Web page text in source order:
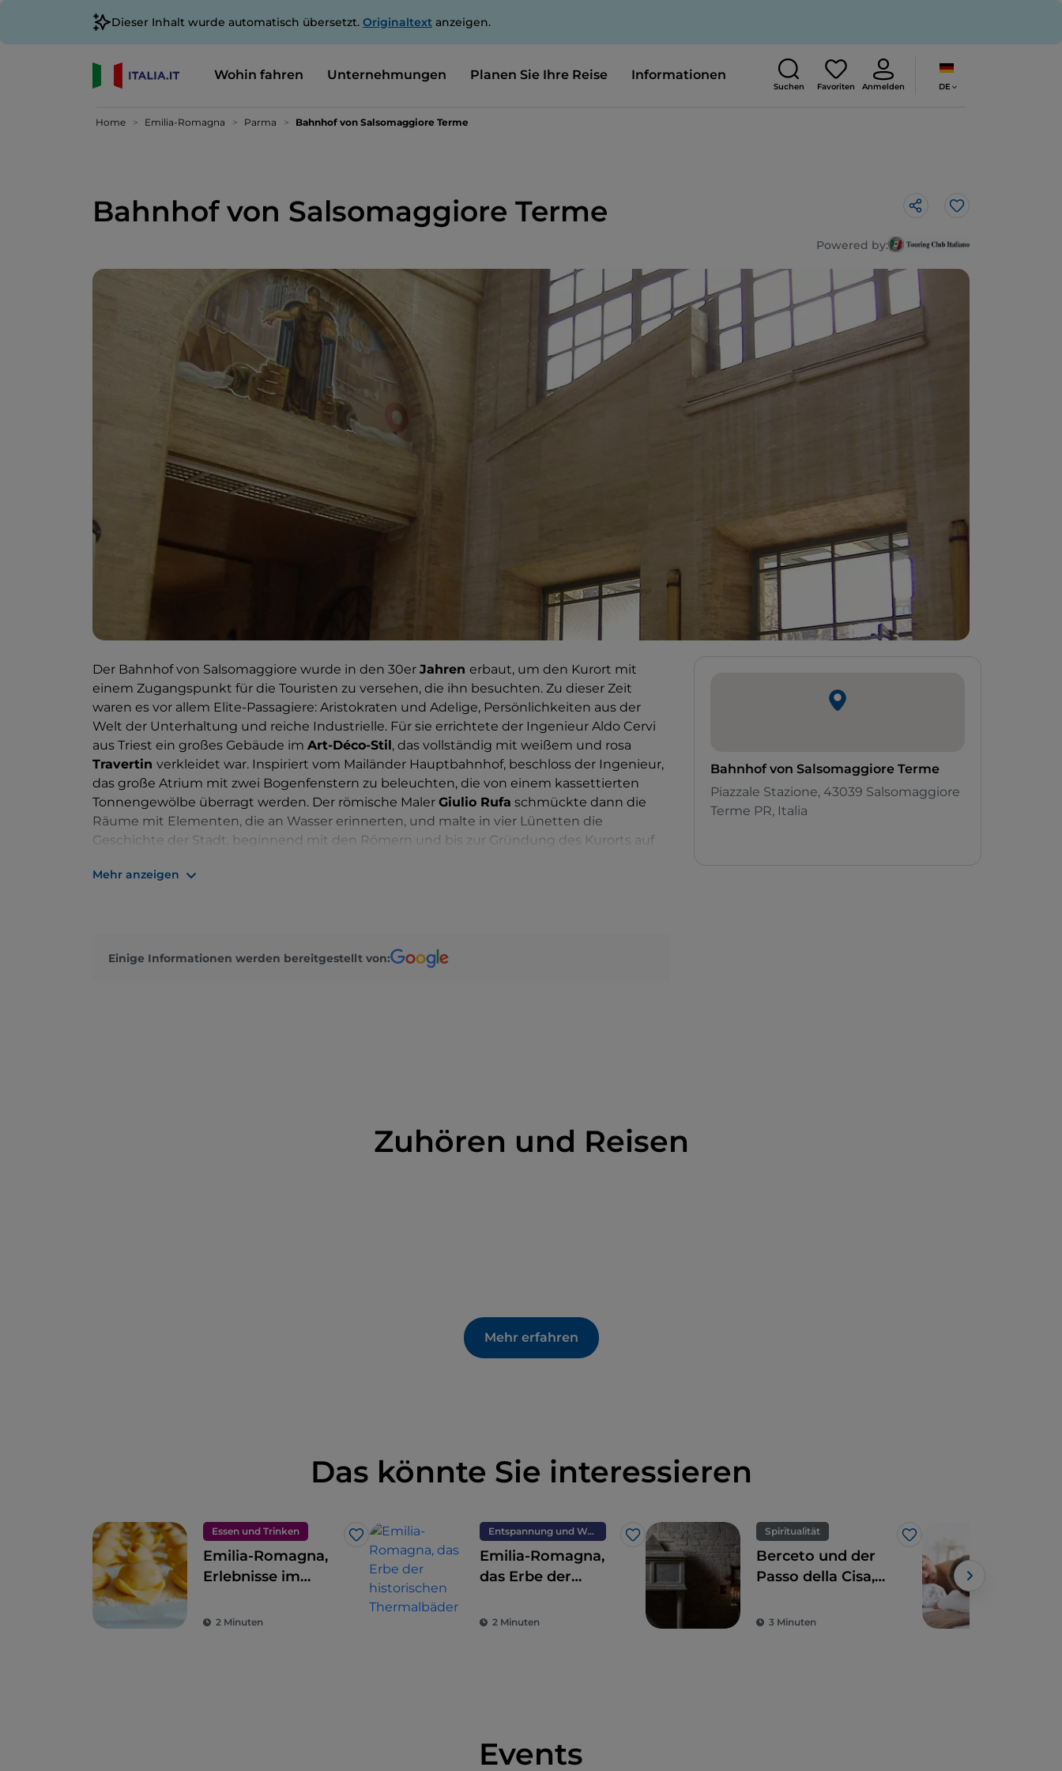
Dieser Inhalt wurde automatisch übersetzt. Originaltext anzeigen.
Wohin fahren Unternehmungen Planen Sie Ihre Reise Informationen
Suchen Favoriten Anmelden DE
Home Emilia-Romagna Parma Bahnhof von Salsomaggiore Terme
Bahnhof von Salsomaggiore Terme Like
Powered by:
Der Bahnhof von Salsomaggiore wurde in den 30er Jahren erbaut, um den Kurort mit
einem Zugangspunkt für die Touristen zu versehen, die ihn besuchten. Zu dieser Zeit
waren es vor allem Elite-Passagiere: Aristokraten und Adelige, Persönlichkeiten aus der
Welt der Unterhaltung und reiche Industrielle. Für sie errichtete der Ingenieur Aldo Cervi
aus Triest ein großes Gebäude im Art-Déco-Stil , das vollständig mit weißem und rosa
Travertin verkleidet war. Inspiriert vom Mailänder Hauptbahnhof, beschloss der Ingenieur,
das große Atrium mit zwei Bogenfenstern zu beleuchten, die von einem kassettierten
Tonnengewölbe überragt werden. Der römische Maler Giulio Rufa schmückte dann die
Räume mit Elementen, die an Wasser erinnerten, und malte in vier Lünetten die
Geschichte der Stadt, beginnend mit den Römern und bis zur Gründung des Kurorts auf
und die Gärten des Mazzini-Parks durchquert haben, erreichen Sie in etwas mehr als zehn
Mehr anzeigen
Einige Informationen werden bereitgestellt von:
Bahnhof von Salsomaggiore Terme
Piazzale Stazione, 43039 Salsomaggiore
Terme PR, Italia
Zuhören und Reisen
Mehr erfahren
Das könnte Sie interessieren
Essen und Trinken
Like
Emilia-Romagna,
Erlebnisse im
2 Minuten
Entspannung und Wellness
Like
Emilia-Romagna,
das Erbe der
Thermalbäder
2 Minuten
Spiritualität
Like
Berceto und der
Passo della Cisa,
Emilia auf der Via
3 Minuten
Events